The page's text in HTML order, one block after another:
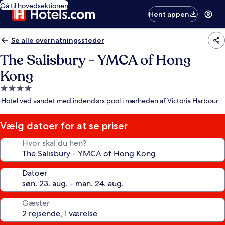
Gå til hovedsektionen
Hent appen
Se alle overnatningssteder
The Salisbury - YMCA of Hong
Kong
4.0-
stjernet
Hotel ved vandet med indendørs pool i nærheden af Victoria Harbour
Vælg datoer for at se priser
Hvor skal du hen?
Datoer
Gæster